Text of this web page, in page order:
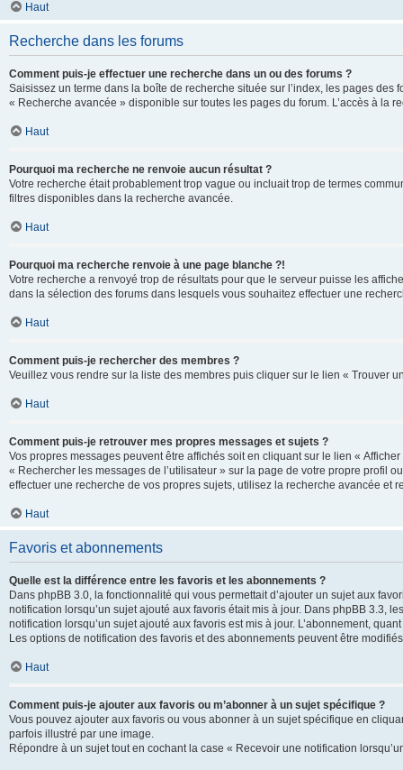
Haut
Recherche dans les forums
Comment puis-je effectuer une recherche dans un ou des forums ?
Saisissez un terme dans la boîte de recherche située sur l’index, les pages
« Recherche avancée » disponible sur toutes les pages du forum. L’accès à la
Haut
Pourquoi ma recherche ne renvoie aucun résultat ?
Votre recherche était probablement trop vague ou incluait trop de termes
filtres disponibles dans la recherche avancée.
Haut
Pourquoi ma recherche renvoie à une page blanche ?!
Votre recherche a renvoyé trop de résultats pour que le serveur puisse les
dans la sélection des forums dans lesquels vous souhaitez effectuer une
Haut
Comment puis-je rechercher des membres ?
Veuillez vous rendre sur la liste des membres puis cliquer sur le lien « Trouver
Haut
Comment puis-je retrouver mes propres messages et sujets ?
Vos propres messages peuvent être affichés soit en cliquant sur le lien «
« Rechercher les messages de l’utilisateur » sur la page de votre propre profil
effectuer une recherche de vos propres sujets, utilisez la recherche avancée
Haut
Favoris et abonnements
Quelle est la différence entre les favoris et les abonnements ?
Dans phpBB 3.0, la fonctionnalité qui vous permettait d’ajouter un sujet aux
notification lorsqu’un sujet ajouté aux favoris était mis à jour. Dans phpBB 3.3,
notification lorsqu’un sujet ajouté aux favoris est mis à jour. L’abonnement,
Les options de notification des favoris et des abonnements peuvent être
Haut
Comment puis-je ajouter aux favoris ou m’abonner à un sujet spécifique ?
Vous pouvez ajouter aux favoris ou vous abonner à un sujet spécifique en
parfois illustré par une image.
Répondre à un sujet tout en cochant la case « Recevoir une notification